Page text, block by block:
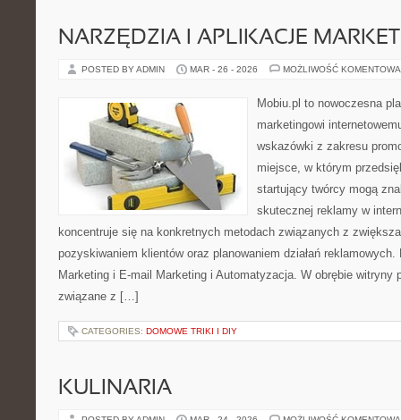
NARZĘDZIA I APLIKACJE
POSTED BY ADMIN MAR - 26 - 2026 MOŻLIWOŚĆ
Mobiu.pl to nowoczesna
marketingowi
wskazówki z zakresu
miejsce, w którym
startujący twórcy mogą
skutecznej reklamy w
koncentruje się na konkretnych metodach związanych z
pozyskiwaniem klientów oraz planowaniem działań
Marketing i E-mail Marketing i Automatyzacja. W obrębie witryny
związane z […]
CATEGORIES: DOMOWE TRIKI I DIY
KULINARIA